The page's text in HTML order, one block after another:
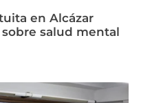
en Alcázar
salud mental